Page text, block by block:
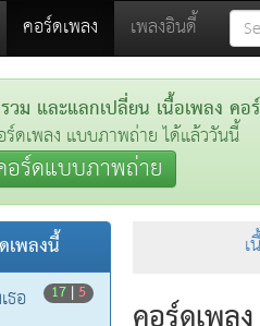
คอร์ดเพลง (current)
เพลงอินดี้
ม และแลกเปลี่ยน เนื้อเพลง คอ
ดเพลง แบบภาพถ่าย ได้แล้ววันนี้
อร์ดแบบภาพถ่าย
พลงนี้
ธอ 17 |5